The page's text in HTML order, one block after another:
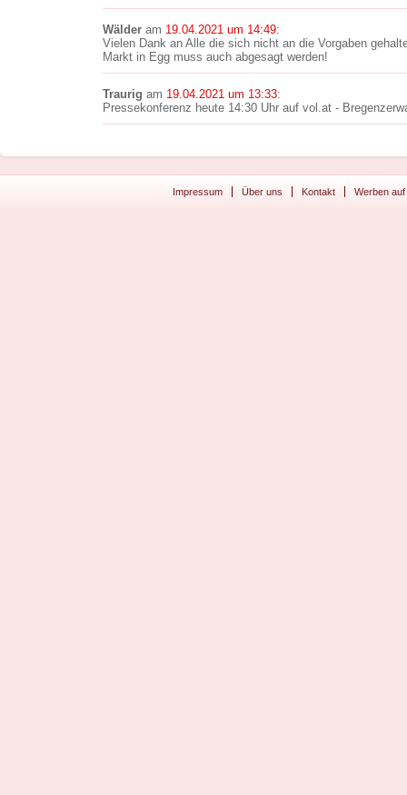
Wälder am 19.04.2021 um 14:49:
Vielen Dank an Alle die sich nicht an die Vorgaben
Markt in Egg muss auch abgesagt werden!
Traurig am 19.04.2021 um 13:33:
Pressekonferenz heute 14:30 Uhr auf vol.at -
Impressum Über uns Kontakt Werben